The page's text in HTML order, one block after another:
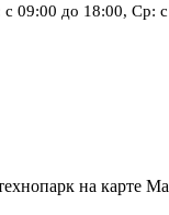
09:00 до 18:00, Ср:
на карте